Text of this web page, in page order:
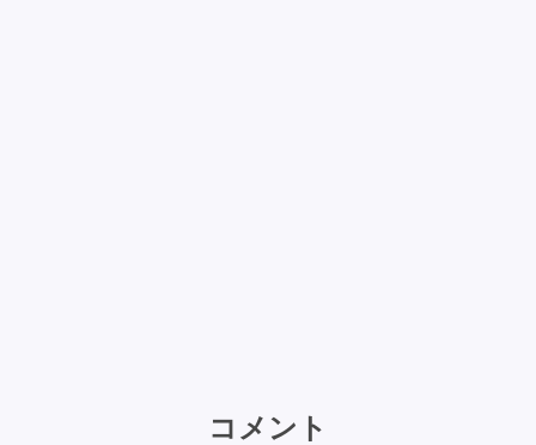
コメント